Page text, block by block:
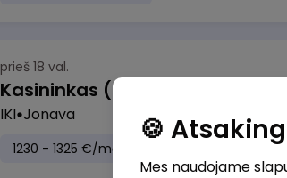
prieš 18 val.
IKI Jonava
1230 - 1325 €/mėn.
🍪
Mes naudojame